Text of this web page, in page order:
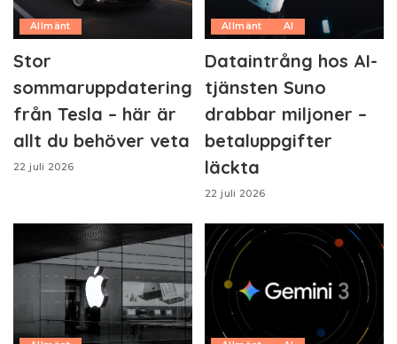
Allmänt
Stor
sommaruppdatering
från Tesla – här är
allt du behöver veta
22 juli 2026
Allmänt AI
Dataintrång hos AI-
tjänsten Suno
drabbar miljoner –
betaluppgifter
läckta
22 juli 2026